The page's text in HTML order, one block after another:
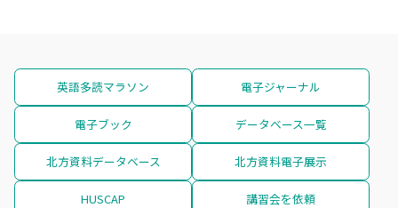
英語多読マラソン 電子ジャーナル
電子ブック データベース一覧
北方資料データベース 北方資料電子展示
HUSCAP 講習会を依頼